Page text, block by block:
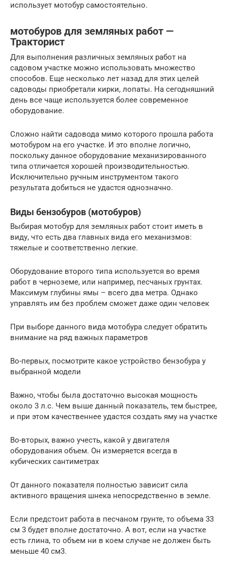
использует мотобур самостоятельно.
мотобуров для земляных работ —
Тракторист
Для выполнения различных земляных работ на
садовом участке можно использовать множество
способов. Еще несколько лет назад для этих целей
садоводы приобретали кирки, лопаты. На сегодняшний
день все чаще используется более современное
оборудование.
Сложно найти садовода мимо которого прошла работа
мотобуром на его участке. И это вполне логично,
поскольку данное оборудование механизированного
типа отличается хорошей производительностью.
Исключительно ручным инструментом такого
результата добиться не удастся однозначно.
Виды бензобуров (мотобуров)
Выбирая мотобур для земляных работ стоит иметь в
виду, что есть два главных вида его механизмов:
тяжелые и соответственно легкие.
Оборудование второго типа используется во время
работ в черноземе, или например, песчаных грунтах.
Максимум глубины ямы – всего два метра. Однако
управлять им без проблем сможет даже один человек
При выборе данного вида мотобура следует обратить
внимание на ряд важных параметров
Во-первых, посмотрите какое устройство бензобура у
выбранной модели
Важно, чтобы была достаточно высокая мощность
около 3 л.с. Чем выше данный показатель, тем быстрее,
и при этом качественнее удастся создать яму на участке
Во-вторых, важно учесть, какой у двигателя
оборудования объем. Он измеряется всегда в
кубических сантиметрах
От данного показателя полностью зависит сила
активного вращения шнека непосредственно в земле.
Если предстоит работа в песчаном грунте, то объема 33
см 3 будет вполне достаточно. А вот, если на участке
есть глина, то объем ни в коем случае не должен быть
меньше 40 см3.